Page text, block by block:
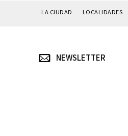
LA CIUDAD LOCALIDADES
NEWSLETTER